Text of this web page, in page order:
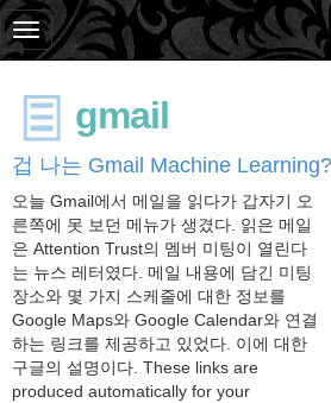
gmail
겁 나는 Gmail Machine Learning?
오늘 Gmail에서 메일을 읽다가 갑자기 오
른쪽에 못 보던 메뉴가 생겼다. 읽은 메일
은 Attention Trust의 멤버 미팅이 열린다
는 뉴스 레터였다. 메일 내용에 담긴 미팅
장소와 몇 가지 스케줄에 대한 정보를
Google Maps와 Google Calendar와 연결
하는 링크를 제공하고 있었다. 이에 대한
구글의 설명이다. These links are
produced automatically for your